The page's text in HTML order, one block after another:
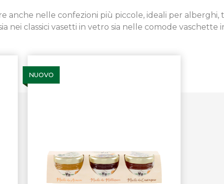
anche nelle confezioni più piccole, ideali per
nei classici vasetti in vetro sia nelle comode vaschette
NUOVO